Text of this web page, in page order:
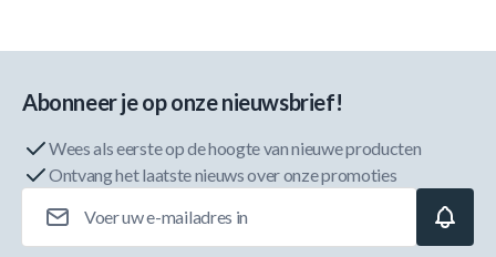
Abonneer je op onze nieuwsbrief!
Wees als eerste op de hoogte van nieuwe producten
Ontvang het laatste nieuws over onze promoties